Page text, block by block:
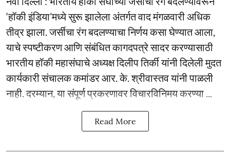
‘हॉकी इंडिया’मध्ये सुरू झालेला अंतर्गत वाद मंगळवारी अधिक
तीव्र झाला. जर्सीचा रंग बदलण्याचा निर्णय कसा घेण्यात आला,
याचे स्पष्टीकरण आणि संबंधित कागदपत्रे सादर करण्यासाठी
भारतीय हॉकी महासंघाचे अध्यक्ष दिलीप तिर्की यांनी दिलेली मुदत
कार्यकारी संचालक कमांडर आर. के. श्रीवास्तव यांनी पाळली
नाही. दरम्यान, या संपूर्ण प्रकरणावर विचारविनिमय करण्या ...
Read More